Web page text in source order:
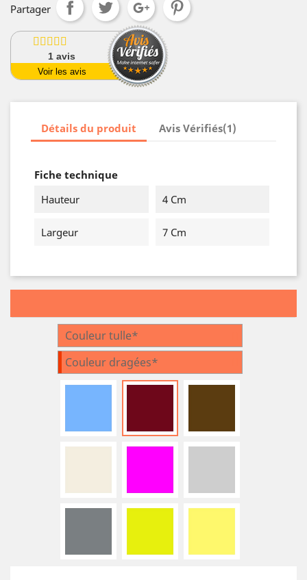
Partager
1avis
Voir les avis
Détails du produit Avis Vérifiés(1)
Fiche technique
Hauteur
4 Cm
Largeur 7 Cm
Couleur tulle*
Couleur dragées*